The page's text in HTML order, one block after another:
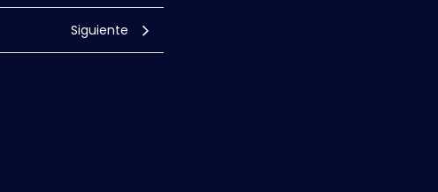
Siguiente